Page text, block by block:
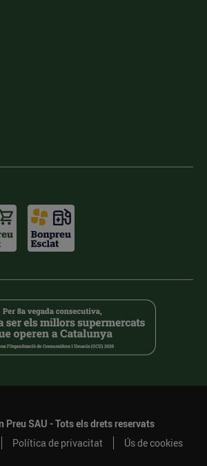
Preu SAU - Tots els drets reservats
Política de privacitat Ús de cookies